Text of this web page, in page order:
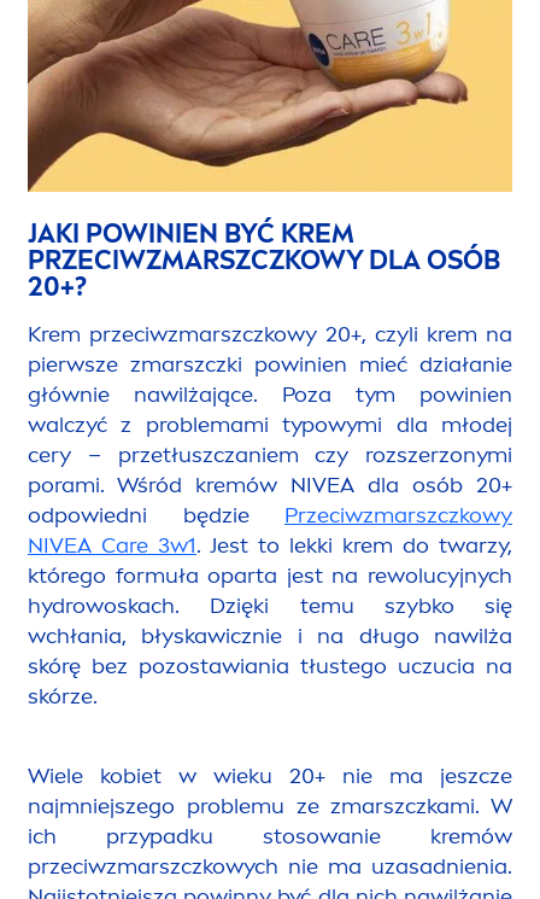
JAKI POWINIEN BYĆ KREM
PRZECIWZMARSZCZKOWY DLA OSÓB
20+?
Krem przeciwzmarszczkowy 20+, czyli krem na
pierwsze zmarszczki powinien mieć działanie
głównie nawilżające. Poza tym powinien
walczyć z problemami typowymi dla młodej
cery – przetłuszczaniem czy rozszerzonymi
porami. Wśród kremów NIVEA dla osób 20+
odpowiedni będzie Przeciwzmarszczkowy
NIVEA Care 3w1. Jest to lekki krem do twarzy,
którego formuła oparta jest na rewolucyjnych
hydrowoskach. Dzięki temu szybko się
wchłania, błyskawicznie i na długo nawilża
skórę bez pozostawiania tłustego uczucia na
skórze.
Wiele kobiet w wieku 20+ nie ma jeszcze
najmniejszego problemu ze zmarszczkami. W
ich przypadku stosowanie kremów
przeciwzmarszczkowych nie ma uzasadnienia.